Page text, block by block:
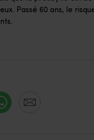
Passé 60 ans, le